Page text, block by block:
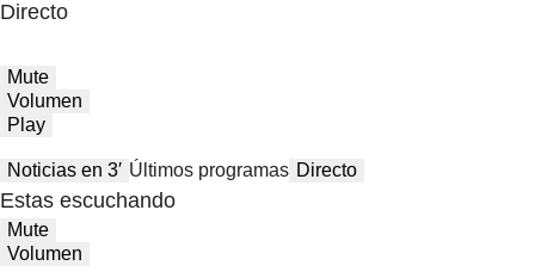
Directo
Mute
Volumen
Play
Noticias en 3′ Últimos programas Directo
Estas escuchando
Mute
Volumen